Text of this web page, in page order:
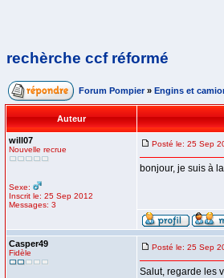
rechèrche ccf réformé
Forum Pompier » Engins et
Auteur
will07
Nouvelle recrue
Sexe:
Inscrit le: 25 Sep 2012
Messages: 3
Posté le: 25 Sep
bonjour, je suis à
Casper49
Fidèle
Posté le: 25 Sep
Salut, regarde les